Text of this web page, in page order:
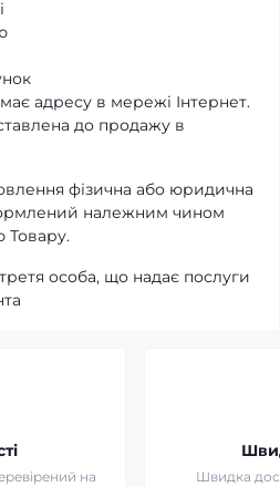
адресу в мережі Інтернет.
​​до продажу в
фізична або юридична
належним чином
Товару.
особа, що надає послуги
на
Швидка